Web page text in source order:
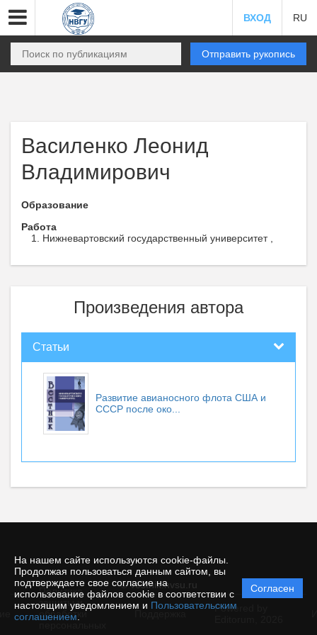
На нашем сайте используются cookie-файлы.
Продолжая пользоваться данным сайтом, вы
подтверждаете свое согласие на
использование файлов cookie в соответствии с
настоящим уведомлением и Пользовательским
соглашением
Согласен
ВХОД RU
Отправить рукопись
Василенко Леонид
Владимирович
Образование
Работа
Нижневартовский государственный университет ,
Произведения автора
Статьи
Развитие авианосного флота США и
СССР после око...
© vestnik.nvsu.ru
Политика
защиты и
обработки
Powered by